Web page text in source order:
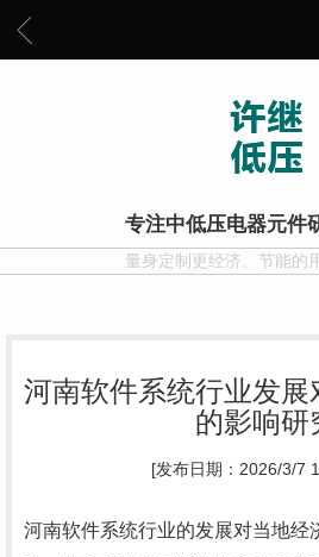
专注中低压电器元件
量身定制更经济、节能的
河南软件系统行业发
的影响研
[发布日期：2026/3/7
河南软件系统行业的发展对当地经